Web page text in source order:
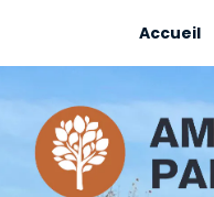
Accueil